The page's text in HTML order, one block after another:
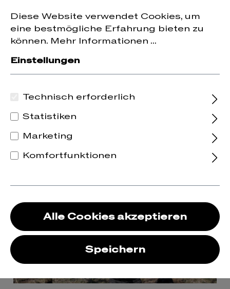
springen
auf die erste Bestellung erhalten.
News &
Events
Hier informieren wir Sie regelmäßig über
kommende Events oder Sonderaktionen!
Diese Website verwendet Cookies, um
eine bestmögliche Erfahrung bieten zu
können. Mehr Informationen ...
Einstellungen
Technisch erforderlich
Statistiken
Marketing
Komfortfunktionen
Alle Cookies akzeptieren
Speichern